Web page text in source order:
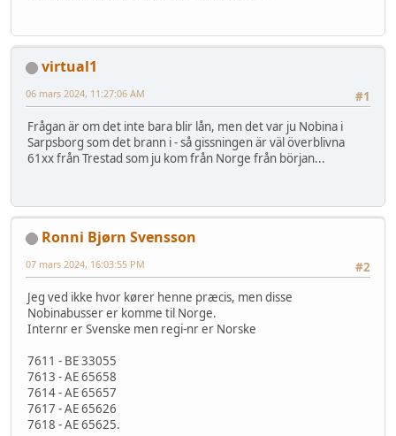
virtual1
#1
06 mars 2024, 11:27:06 AM
Frågan är om det inte bara blir lån, men det var ju Nobina i
Sarpsborg som det brann i - så gissningen är väl överblivna
61xx från Trestad som ju kom från Norge från början...
Ronni Bjørn Svensson
#2
07 mars 2024, 16:03:55 PM
Jeg ved ikke hvor kører henne præcis, men disse
Nobinabusser er komme til Norge.
Internr er Svenske men regi-nr er Norske
7611 - BE 33055
7613 - AE 65658
7614 - AE 65657
7617 - AE 65626
7618 - AE 65625.